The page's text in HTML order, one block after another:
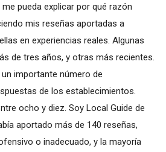
pueda explicar por qué razón
mis reseñas aportadas a
en experiencias reales. Algunas
de tres años, y otras más recientes.
importante número de
de los establecimientos.
ocho y diez. Soy Local Guide de
aportado más de 140 reseñas,
o inadecuado, y la mayoría